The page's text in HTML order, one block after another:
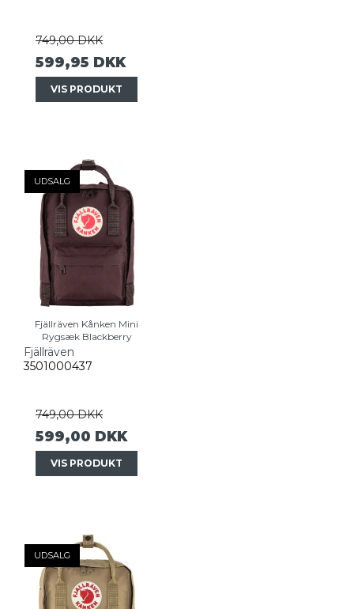
749,00 DKK
599,95 DKK
VIS PRODUKT
UDSALG
Fjällräven Kånken Mini
Rygsæk Blackberry
Fjällräven
3501000437
749,00 DKK
599,00 DKK
VIS PRODUKT
UDSALG